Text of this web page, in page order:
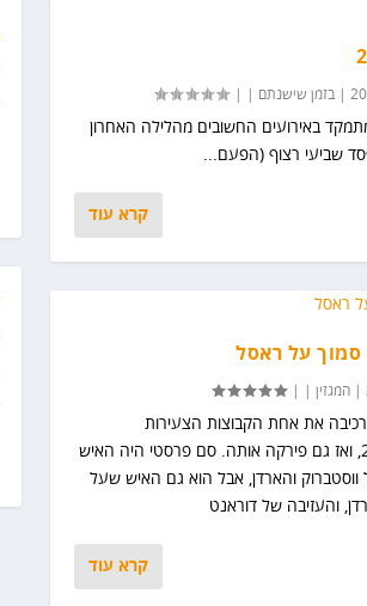
|בזמן שישנתם |
|
באירועים החשובים מהלילה האחרון
קרא עוד
סמוך על ראסל
|המגזין |
|
את אחת הקבוצות הצעירות
המלהיבות בשנות ה-2000, ואז גם פירקה אותה. סם פרסטי היה האיש
והארדן, אבל הוא גם האיש שעל
והעזיבה של דוראנט
קרא עוד